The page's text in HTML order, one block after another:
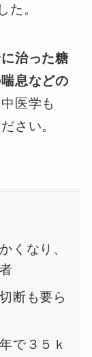
た。
治った糖
息などの
医学も
さい。
くなり、
断も要ら
で３５ｋ